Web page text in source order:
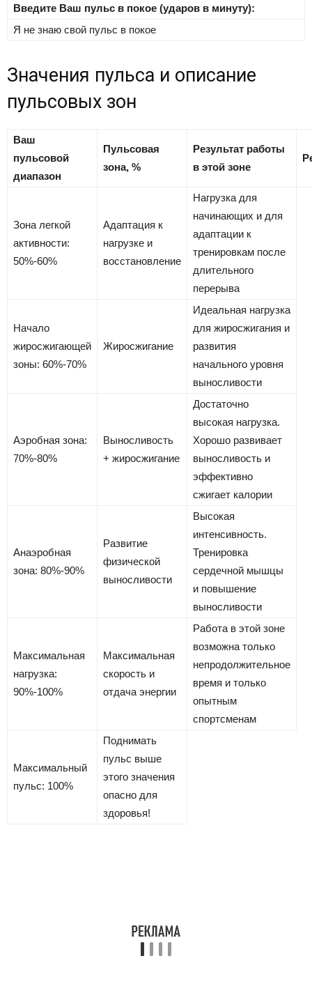
Введите Ваш пульс в покое (ударов в минуту):
Я не знаю свой пульс в покое
Значения пульса и описание
пульсовых зон
Ваш
пульсовой
диапазон
Пульсовая
зона, %
Результат работы
в этой зоне
Зона легкой
активности:
50%-60%
Адаптация к
нагрузке и
восстановление
Нагрузка для
начинающих и для
адаптации к
тренировкам после
длительного
перерыва
Начало
жиросжигающей
зоны: 60%-70%
Жиросжигание
Идеальная нагрузка
для жиросжигания и
развития
начального уровня
выносливости
Аэробная зона:
70%-80%
Выносливость
+ жиросжигание
Достаточно
высокая нагрузка.
Хорошо развивает
выносливость и
эффективно
сжигает калории
Анаэробная
зона: 80%-90%
Развитие
физической
выносливости
Высокая
интенсивность.
Тренировка
сердечной мышцы
и повышение
выносливости
Максимальная
нагрузка:
90%-100%
Максимальная
скорость и
отдача энергии
Работа в этой зоне
возможна только
непродолжительное
время и только
опытным
спортсменам
Максимальный
пульс: 100%
Поднимать
пульс выше
этого значения
опасно для
здоровья!